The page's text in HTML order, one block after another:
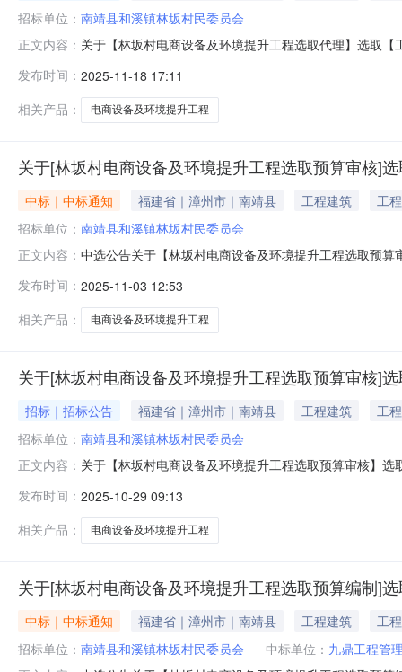
招标单位： 南靖县和溪镇林坂村民委员会
正文内容： 关于【林坂村电商设备及环境提升工程选取代理】选取
（万元）：10服务事项：工程招标代理服务时限：中选
围（%）
发布时间： 2025-11-18 17:11
相关产品：
电商设备及环境提升工程
关于[林坂村电商设备及环境提升工程选取预算审核]
中标｜中标通知 福建省｜漳州市｜南靖县 工程建筑
工程
招标单位： 南靖县和溪镇林坂村民委员会
正文内容： 中选公告关于【林坂村电商设备及环境提升工程选取预
工程造价咨询项目预估造价（万元）：10万元预算服务
发布时间： 2025-11-03 12:53
相关产品：
电商设备及环境提升工程
关于[林坂村电商设备及环境提升工程选取预算审核]
招标｜招标公告 福建省｜漳州市｜南靖县 工程建筑
工程
招标单位： 南靖县和溪镇林坂村民委员会
正文内容： 关于【林坂村电商设备及环境提升工程选取预算审核】
预估造价（万元）：10服务事项：工程造价咨询服务时
发布时间： 2025-10-29 09:13
相关产品：
电商设备及环境提升工程
关于[林坂村电商设备及环境提升工程选取预算编制]
中标｜中标通知 福建省｜漳州市｜南靖县 工程建筑
工程
招标单位： 南靖县和溪镇林坂村民委员会 中标单位： 九鼎工程管